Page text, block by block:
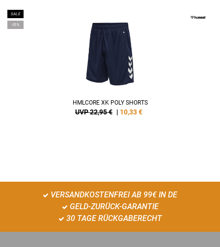
SALE
-55%
HMLCORE XK POLY SHORTS
UVP 22,95 € | 10,33€
VERSANDKOSTENFREI AB 99€ IN DE
GELD-ZURÜCK-GARANTIE
30 TAGE RÜCKGABERECHT